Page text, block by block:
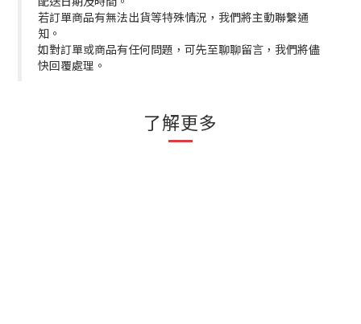
若訂單商品有無法出貨等特殊情況，我們將主動聯繫通
知。
如對訂單或商品有任何問題，可先至聊聊留言，我們將儘
快回覆處理。
了解更多